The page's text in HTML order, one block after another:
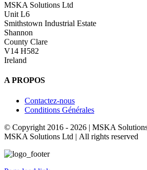
MSKA Solutions Ltd
Unit L6
Smithstown Industrial Estate
Shannon
County Clare
V14 H582
Ireland
A PROPOS
Contactez-nous
Conditions Générales
© Copyright 2016 - 2026 | MSKA
MSKA Solutions Ltd | All rights reserved